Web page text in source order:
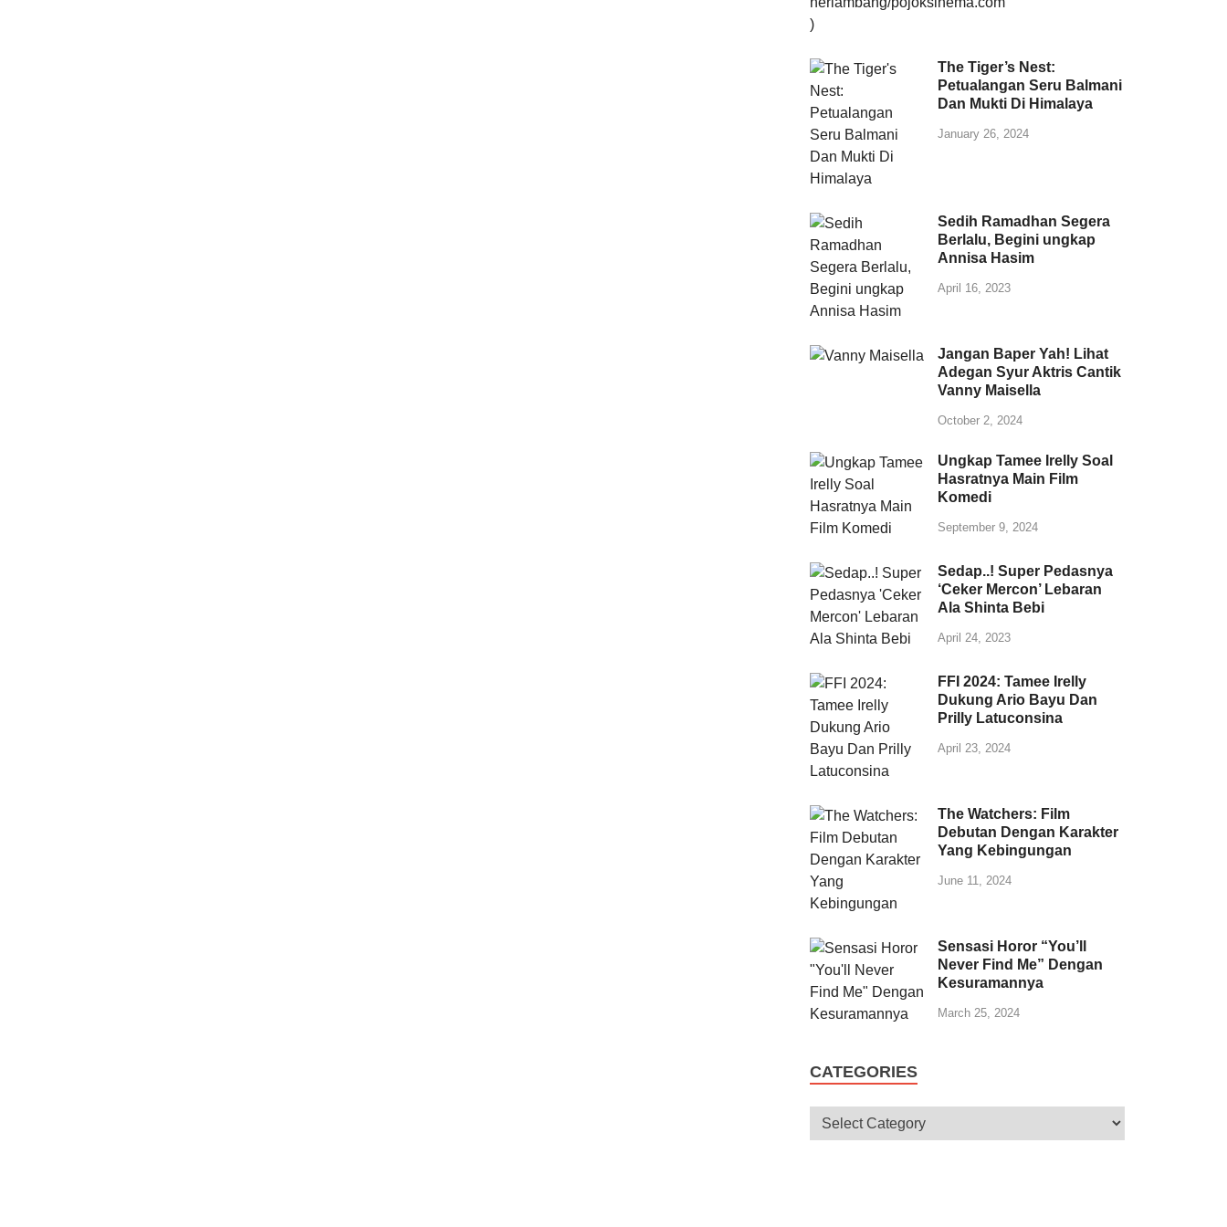
The Tiger’s Nest:
Petualangan Seru Balmani
Dan Mukti Di Himalaya
January 26, 2024
Sedih Ramadhan Segera
Berlalu, Begini ungkap
Annisa Hasim
April 16, 2023
Jangan Baper Yah! Lihat
Adegan Syur Aktris Cantik
Vanny Maisella
October 2, 2024
Ungkap Tamee Irelly Soal
Hasratnya Main Film
Komedi
September 9, 2024
Sedap..! Super Pedasnya
‘Ceker Mercon’ Lebaran
Ala Shinta Bebi
April 24, 2023
FFI 2024: Tamee Irelly
Dukung Ario Bayu Dan
Prilly Latuconsina
April 23, 2024
The Watchers: Film
Debutan Dengan Karakter
Yang Kebingungan
June 11, 2024
Sensasi Horor “You’ll
Never Find Me” Dengan
Kesuramannya
March 25, 2024
CATEGORIES